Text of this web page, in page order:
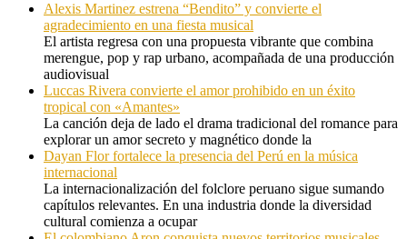
Alexis Martinez estrena “Bendito” y convierte el
agradecimiento en una fiesta musical
El artista regresa con una propuesta vibrante que combina
merengue, pop y rap urbano, acompañada de una producción
audiovisual
Luccas Rivera convierte el amor prohibido en un éxito
tropical con «Amantes»
La canción deja de lado el drama tradicional del romance para
explorar un amor secreto y magnético donde la
Dayan Flor fortalece la presencia del Perú en la música
internacional
La internacionalización del folclore peruano sigue sumando
capítulos relevantes. En una industria donde la diversidad
cultural comienza a ocupar